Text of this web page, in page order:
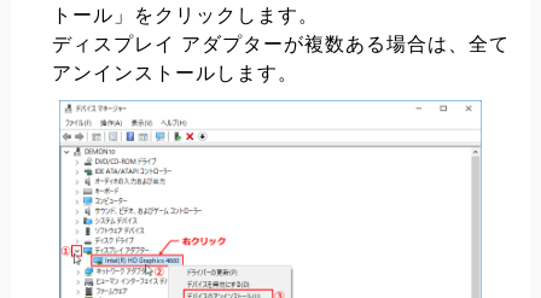
トール」をクリックします。
ディスプレイ アダプターが複数ある場合は、全て
アンインストールします。